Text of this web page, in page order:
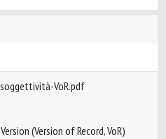
VoR.pdf
(Version of Record, VoR)